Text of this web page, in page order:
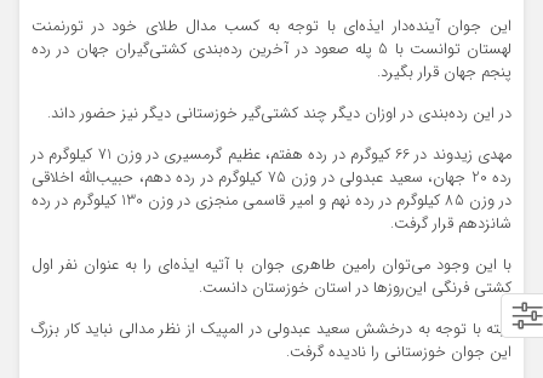
این جوان آینده‌دار ایذه‌ای با توجه به کسب مدال طلای خود در تورنمنت
لهستان توانست با 5 پله صعود در آخرین رده‌بندی کشتی‌گیران جهان در رده
پنجم جهان قرار بگیرد.
در این رده‌بندی در اوزان دیگر چند کشتی‌گیر خوزستانی دیگر نیز حضور داند.
مهدی زیدوند در 66 کیوگرم در رده هفتم، عظیم گرمسیری در وزن 71 کیلوگرم در
رده 20 جهان، سعید عبدولی در وزن 75 کیلوگرم در رده دهم، حبیب‌الله اخلاقی
در وزن 85 کیلوگرم در رده نهم و امیر قاسمی منجزی در وزن 130 کیلوگرم در رده
شانزدهم قرار گرفت.
با این وجود می‌توان رامین طاهری جوان با آتیه ایذه‌ای را به عنوان نفر اول
کشتی فرنگی این‌روزها در استان خوزستان دانست.
البته با توجه به درخشش سعید عبدولی در المپیک از نظر مدالی نباید کار بزرگ
این جوان خوزستانی را نادیده گرفت.